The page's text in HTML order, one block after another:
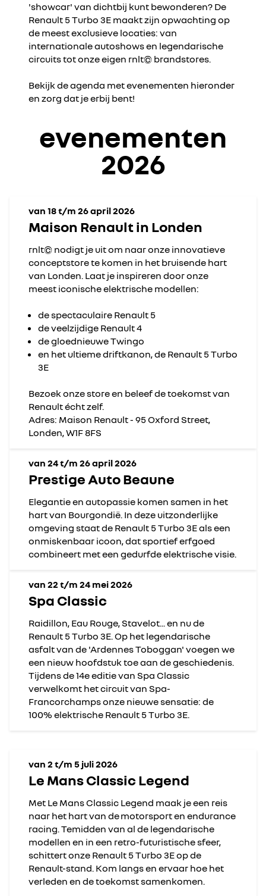
'showcar' van dichtbij kunt bewonderen? De
Renault 5 Turbo 3E maakt zijn opwachting op
de meest exclusieve locaties: van
internationale autoshows en legendarische
circuits tot onze eigen rnlt© brandstores.
Bekijk de agenda met evenementen hieronder
en zorg dat je erbij bent!
evenementen
2026
van 18 t/m 26 april 2026
Maison Renault in Londen
rnlt© nodigt je uit om naar onze innovatieve
conceptstore te komen in het bruisende hart
van Londen. Laat je inspireren door onze
meest iconische elektrische modellen:
de spectaculaire Renault 5
de veelzijdige Renault 4
de gloednieuwe Twingo
en het ultieme driftkanon, de Renault 5 Turbo
3E
Bezoek onze store en beleef de toekomst van
Renault écht zelf.
Adres: Maison Renault - 95 Oxford Street,
Londen, W1F 8FS
van 24 t/m 26 april 2026
Prestige Auto Beaune
Elegantie en autopassie komen samen in het
hart van Bourgondië. In deze uitzonderlijke
omgeving staat de Renault 5 Turbo 3E als een
onmiskenbaar icoon, dat sportief erfgoed
combineert met een gedurfde elektrische visie.
van 22 t/m 24 mei 2026
Spa Classic
Raidillon, Eau Rouge, Stavelot... en nu de
Renault 5 Turbo 3E. Op het legendarische
asfalt van de 'Ardennes Toboggan' voegen we
een nieuw hoofdstuk toe aan de geschiedenis.
Tijdens de 14e editie van Spa Classic
verwelkomt het circuit van Spa-
Francorchamps onze nieuwe sensatie: de
100% elektrische Renault 5 Turbo 3E.
van 2 t/m 5 juli 2026
Le Mans Classic Legend
Met Le Mans Classic Legend maak je een reis
naar het hart van de motorsport en endurance
racing. Temidden van al de legendarische
modellen en in een retro-futuristische sfeer,
schittert onze Renault 5 Turbo 3E op de
Renault-stand. Kom langs en ervaar hoe het
verleden en de toekomst samenkomen.